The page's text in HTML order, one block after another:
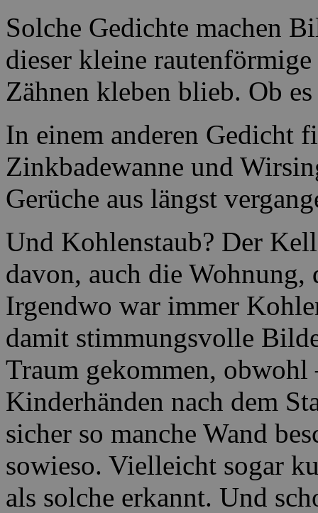
Solche Gedichte machen
dieser kleine
Zähnen kleben blieb. Ob
In einem anderen Gedicht
Zinkbadewanne und
Gerüche aus längst
Und Kohlenstaub? Der
davon, auch die
Irgendwo war immer
damit stimmungsvolle
Traum gekommen, obwohl
Kinderhänden nach dem
sicher so manche Wand
sowieso. Vielleicht sogar
als solche erkannt. Und